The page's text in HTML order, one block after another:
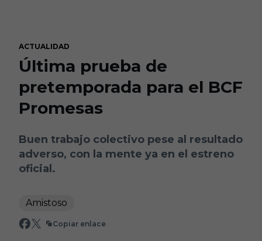
ACTUALIDAD
Última prueba de
pretemporada para el BCF
Promesas
Buen trabajo colectivo pese al resultado
adverso, con la mente ya en el estreno
oficial.
Amistoso
Copiar enlace